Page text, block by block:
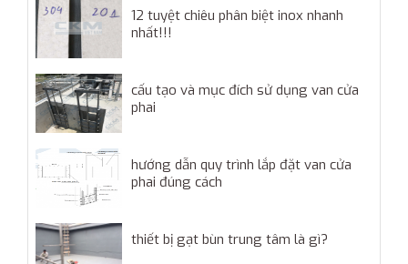
12 tuyệt chiêu phân biệt inox nhanh
nhất!!!
cấu tạo và mục đích sử dụng van cửa
phai
hướng dẫn quy trình lắp đặt van cửa
phai đúng cách
thiết bị gạt bùn trung tâm là gì?